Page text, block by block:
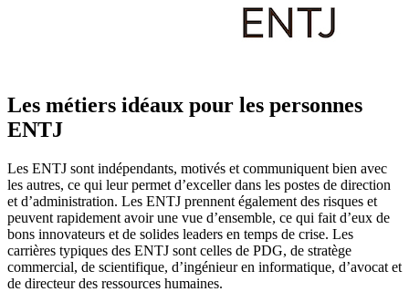
Les métiers idéaux pour les personnes
ENTJ
Les ENTJ sont indépendants, motivés et communiquent bien avec
les autres, ce qui leur permet d’exceller dans les postes de direction
et d’administration. Les ENTJ prennent également des risques et
peuvent rapidement avoir une vue d’ensemble, ce qui fait d’eux de
bons innovateurs et de solides leaders en temps de crise. Les
carrières typiques des ENTJ sont celles de PDG, de stratège
commercial, de scientifique, d’ingénieur en informatique, d’avocat et
de directeur des ressources humaines.